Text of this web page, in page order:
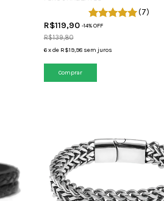
(7)
R$119,90 -14% OFF
R$139,80
6 xde R$19,98 sem juros
Comprar